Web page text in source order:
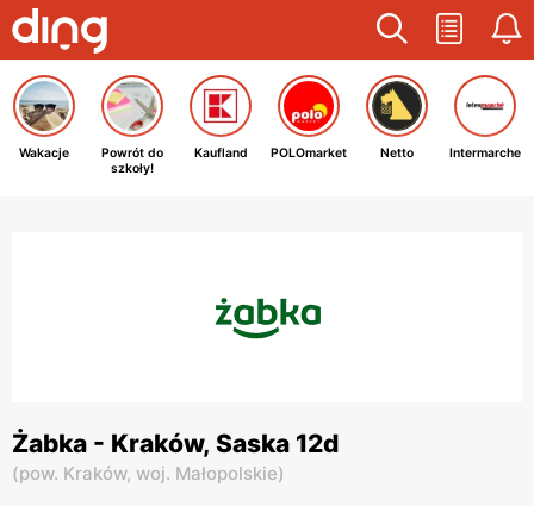
Wakacje
Powrót do
szkoły!
Kaufland POLOmarket Netto Intermarche
Żabka - Kraków, Saska 12d
(pow. Kraków, woj. Małopolskie)